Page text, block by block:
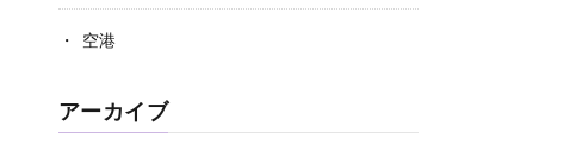
空港
アーカイブ